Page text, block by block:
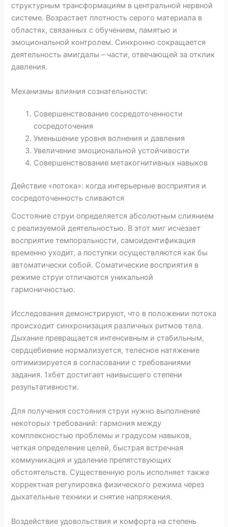
структурным трансформациям в центральной нервной
системе. Возрастает плотность серого материала в
областях, связанных с обучением, памятью и
эмоциональной контролем. Синхронно сокращается
деятельность амигдалы – части, отвечающей за отклик
давления.
Механизмы влияния сознательности:
Совершенствование сосредоточенности
сосредоточения
Уменьшение уровня волнения и давления
Увеличение эмоциональной устойчивости
Совершенствование метакогнитивных навыков
Действие «потока»: когда интерьерные восприятия и
сосредоточенность сливаются
Состояние струи определяется абсолютным слиянием
с реализуемой деятельностью. В этот миг исчезает
восприятие темпоральности, самоидентификация
временно уходит, а поступки осуществляются как бы
автоматически собой. Соматические восприятия в
режиме струи отличаются уникальной
гармоничностью.
Исследования демонстрируют, что в положении потока
происходит синхронизация различных ритмов тела.
Дыхание превращается интенсивным и стабильным,
сердцебиение нормализуется, телесное натяжение
оптимизируется в согласовании с требованиями
задания. 1хбет достигает наивысшего степени
результативности.
Для получения состояния струи нужно выполнение
некоторых требований: гармония между
комплексностью проблемы и градусом навыков,
четкая определение целей, быстрая встречная
коммуникация и удаление препятствующих
обстоятельств. Существенную роль исполняет также
корректная регулировка физического режима через
дыхательные техники и снятие напряжения.
Воздействие удовольствия и комфорта на степень